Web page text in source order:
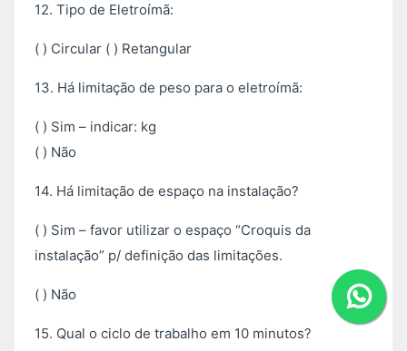
12. Tipo de Eletroímã:
( ) Circular ( ) Retangular
13. Há limitação de peso para o eletroímã:
( ) Sim – indicar: kg
( ) Não
14. Há limitação de espaço na instalação?
( ) Sim – favor utilizar o espaço “Croquis da
instalação” p/ definição das limitações.
( ) Não
15. Qual o ciclo de trabalho em 10 minutos?